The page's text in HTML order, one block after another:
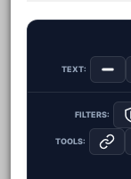
TEXT:
FILTERS:
TOOLS: